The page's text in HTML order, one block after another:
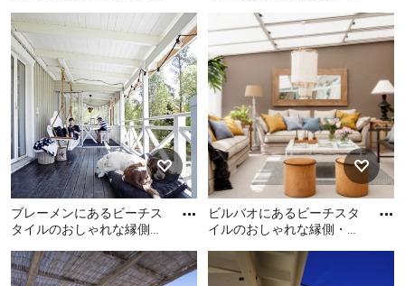
ボルドーにあるビーチスタ
イルのおしゃれな縁側・ポ
ーチの写真
ブレーメンにあるビーチス
タイルのおしゃれな縁側・
ブレーメンにあるビーチス
タイルのおしゃれな縁側・
ビルバオにあるビーチスタ
イルのおしゃれな縁側・ポ
ビルバオにあるビーチスタ
イルのおしゃれな縁側・ポ